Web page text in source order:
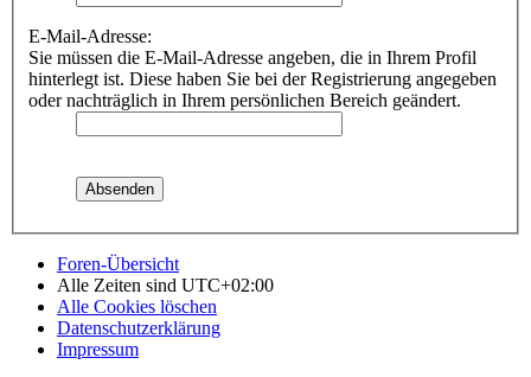
E-Mail-Adresse:
Sie müssen die E-Mail-Adresse angeben, die in Ihrem Profil
hinterlegt ist. Diese haben Sie bei der Registrierung angegeben
oder nachträglich in Ihrem persönlichen Bereich geändert.
Foren-Übersicht
Alle Zeiten sind UTC+02:00
Alle Cookies löschen
Datenschutzerklärung
Impressum